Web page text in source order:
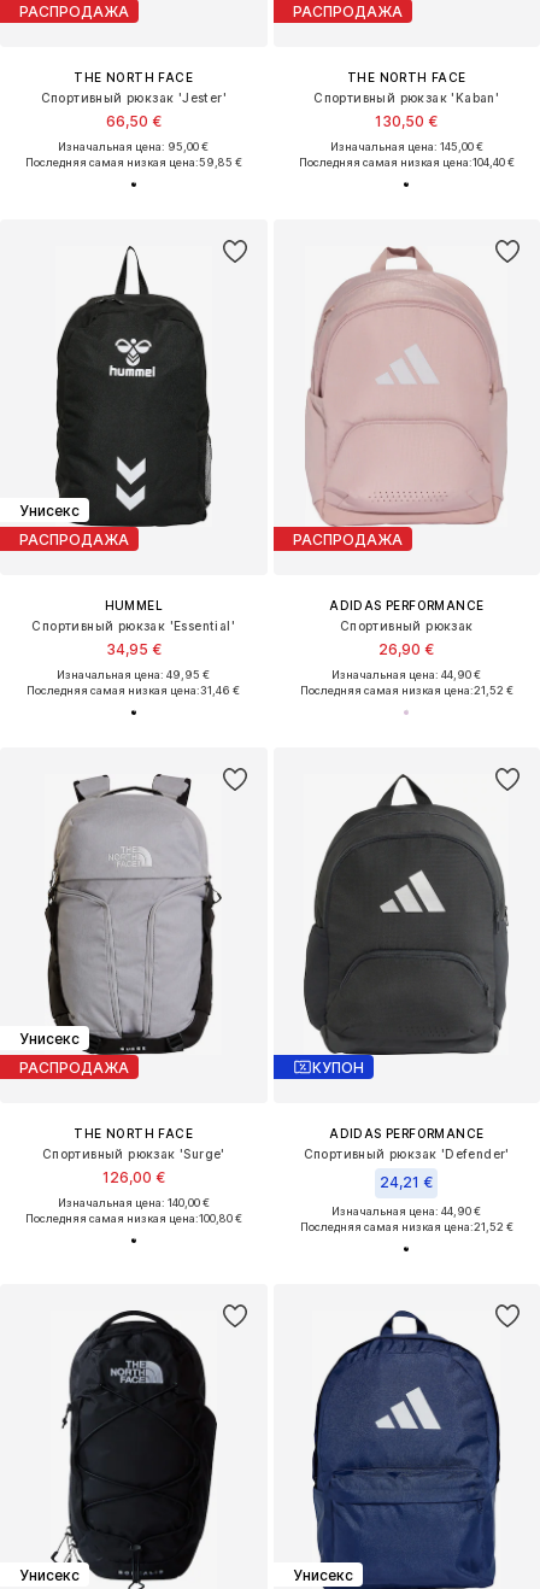
РАСПРОДАЖА
THE NORTH FACE
Спортивный рюкзак 'Jester'
66,50 €
Изначальная цена: 95,00 €
Последняя самая низкая цена:59,85 €
РАСПРОДАЖА
THE NORTH FACE
Спортивный рюкзак 'Kaban'
130,50 €
Изначальная цена: 145,00 €
Последняя самая низкая цена:104,40 €
Унисекс
РАСПРОДАЖА
HUMMEL
Спортивный рюкзак 'Essential'
34,95 €
Изначальная цена: 49,95 €
Последняя самая низкая цена:31,46 €
РАСПРОДАЖА
ADIDAS PERFORMANCE
Спортивный рюкзак
26,90 €
Изначальная цена: 44,90 €
Последняя самая низкая цена:21,52 €
Унисекс
РАСПРОДАЖА
THE NORTH FACE
Спортивный рюкзак 'Surge'
126,00 €
Изначальная цена: 140,00 €
Последняя самая низкая цена:100,80 €
КУПОН
ADIDAS PERFORMANCE
Спортивный рюкзак 'Defender'
24,21 €
Изначальная цена: 44,90 €
Последняя самая низкая цена:21,52 €
Унисекс Унисекс